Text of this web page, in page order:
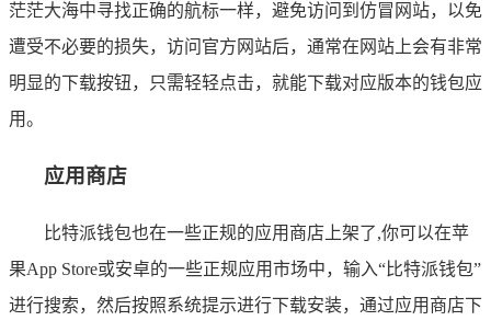
茫茫大海中寻找正确的航标一样，避免访问到仿冒网站，以免
遭受不必要的损失，访问官方网站后，通常在网站上会有非常
明显的下载按钮，只需轻轻点击，就能下载对应版本的钱包应
用。
应用商店
比特派钱包也在一些正规的应用商店上架了,你可以在苹
果App Store或安卓的一些正规应用市场中，输入“比特派钱包”
进行搜索，然后按照系统提示进行下载安装，通过应用商店下